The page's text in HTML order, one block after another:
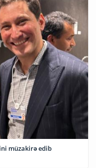
müzakirə edib